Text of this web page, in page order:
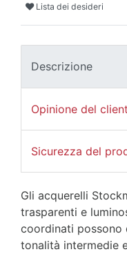
Lista dei desideri
Descrizione
Opinione del
Sicurezza del
Gli acquerelli
trasparenti e
coordinati possono
tonalità intermedie